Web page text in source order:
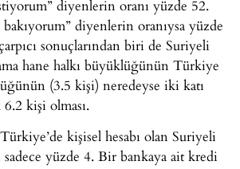
diyenlerin oranı yüzde 52.
diyenlerin oranıysa yüzde
sonuçlarından biri de Suriyeli
hane halkı büyüklüğünün Türkiye
(3.5 kişi) neredeyse iki katı
6.2 kişi olması.
kişisel hesabı olan Suriyeli
yüzde 4. Bir bankaya ait kredi